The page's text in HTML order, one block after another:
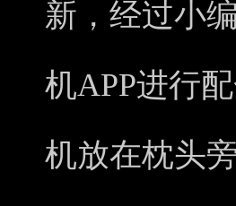
新，经过小
机APP进行
机放在枕头